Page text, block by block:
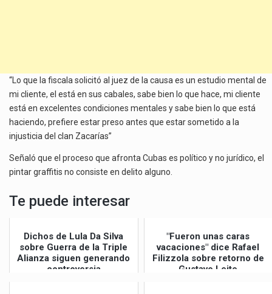
“Lo que la fiscala solicitó al juez de la causa es un estudio mental de
mi cliente, el está en sus cabales, sabe bien lo que hace, mi cliente
está en excelentes condiciones mentales y sabe bien lo que está
haciendo, prefiere estar preso antes que estar sometido a la
injusticia del clan Zacarías”
Señaló que el proceso que afronta Cubas es político y no jurídico, el
pintar graffitis no consiste en delito alguno.
Te puede interesar
Dichos de Lula Da Silva
sobre Guerra de la Triple
Alianza siguen generando
controversia
"Fueron unas caras
vacaciones" dice Rafael
Filizzola sobre retorno de
Gustavo Leite